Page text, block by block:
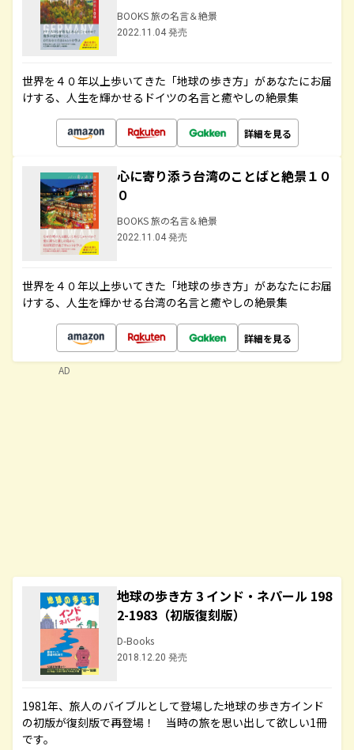
BOOKS 旅の名言＆絶景
2022.11.04 発売
世界を４０年以上歩いてきた「地球の歩き方」があなたにお届
けする、人生を輝かせるドイツの名言と癒やしの絶景集
詳細を見る
心に寄り添う台湾のことばと絶景１０
０
BOOKS 旅の名言＆絶景
2022.11.04 発売
世界を４０年以上歩いてきた「地球の歩き方」があなたにお届
けする、人生を輝かせる台湾の名言と癒やしの絶景集
詳細を見る
地球の歩き方 3 インド・ネパール 198
2-1983（初版復刻版）
D-Books
2018.12.20 発売
1981年、旅人のバイブルとして登場した地球の歩き方インド
の初版が復刻版で再登場！ 当時の旅を思い出して欲しい1冊
です。
AD